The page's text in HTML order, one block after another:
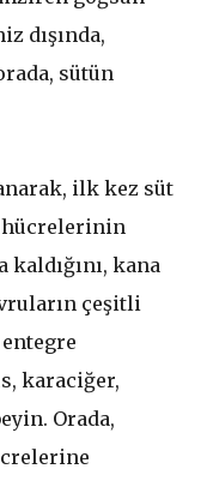
dışında,
sütün
ilk kez süt
hücrelerinin
kaldığını, kana
çeşitli
karaciğer,
Orada,